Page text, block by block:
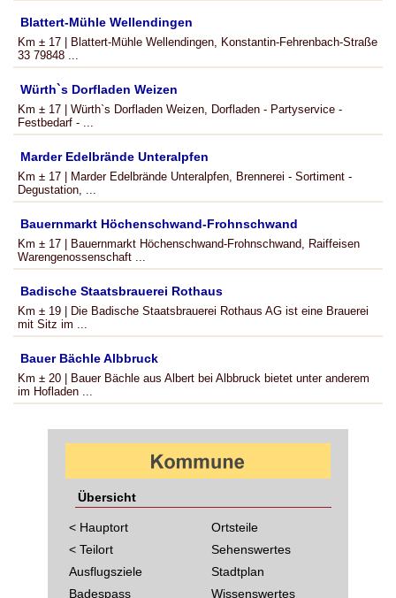
Blattert-Mühle Wellendingen
Km ± 17 | Blattert-Mühle Wellendingen, Konstantin-Fehrenbach-Straße
33 79848 ...
Würth`s Dorfladen Weizen
Km ± 17 | Würth`s Dorfladen Weizen, Dorfladen - Partyservice -
Festbedarf - ...
Marder Edelbrände Unteralpfen
Km ± 17 | Marder Edelbrände Unteralpfen, Brennerei - Sortiment -
Degustation, ...
Bauernmarkt Höchenschwand-Frohnschwand
Km ± 17 | Bauernmarkt Höchenschwand-Frohnschwand, Raiffeisen
Warengenossenschaft ...
Badische Staatsbrauerei Rothaus
Km ± 19 | Die Badische Staatsbrauerei Rothaus AG ist eine Brauerei
mit Sitz im ...
Bauer Bächle Albbruck
Km ± 20 | Bauer Bächle aus Albert bei Albbruck bietet unter anderem
im Hofladen ...
Übersicht
< Hauptort
< Teilort
Ausflugsziele
Badespass
Ortsteile
Sehenswertes
Stadtplan
Wissenswertes